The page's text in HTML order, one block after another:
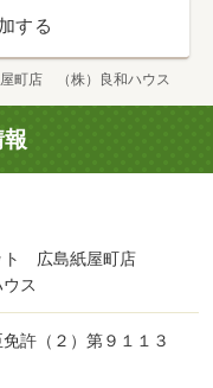
する
町店 （株）良和ハウス
ト 広島紙屋町店
ウス
許（２）第９１１３